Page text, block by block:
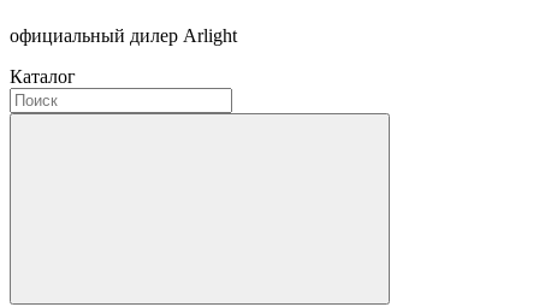
официальный дилер Arlight
Каталог